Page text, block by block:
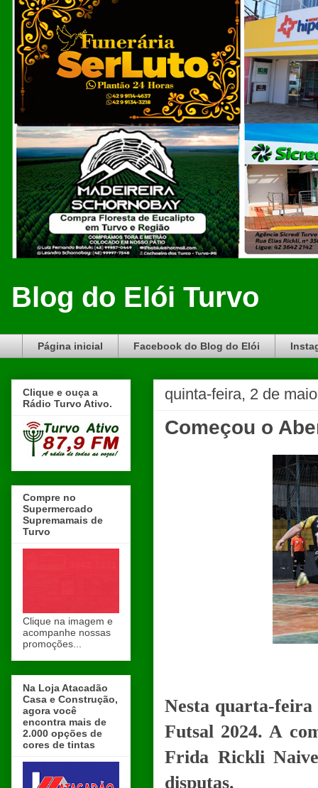
Blog do Elói Turvo
Página inicial Facebook do Blog do Elói
quinta-feira, 2 de
Começou o
Nesta quarta-feira
Futsal 2024. A
Frida Rickli
disputas.
Clique e ouça a
Rádio Turvo Ativo.
Compre no
Supermercado
Supremamais de
Turvo
Clique na imagem e
acompanhe nossas
promoções...
Na Loja Atacadão
Casa e Construção,
agora você
encontra mais de
2.000 opções de
cores de tintas